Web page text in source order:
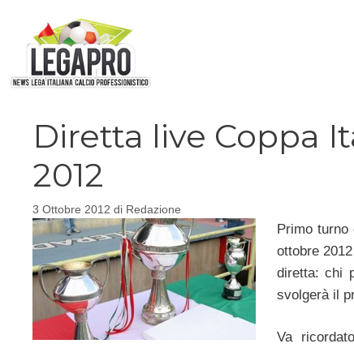
contenuto
Diretta live Coppa
2012
3 Ottobre 2012 di Redazione
Primo
ottobre
diretta: chi
svolgerà il
Va